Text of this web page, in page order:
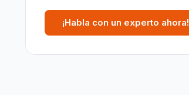
¡Habla con un experto ahora!